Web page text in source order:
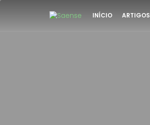
INÍCIO ARTIGOS